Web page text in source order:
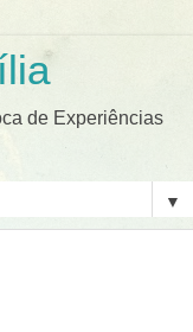
de Experiências
▼